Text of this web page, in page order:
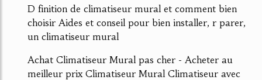
D finition de climatiseur mural et comment bien
choisir Aides et conseil pour bien installer, r parer,
un climatiseur mural
Achat Climatiseur Mural pas cher - Acheter au
meilleur prix Climatiseur Mural Climatiseur avec